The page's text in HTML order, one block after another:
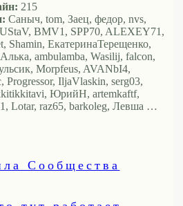
215
Саныч, tom, Заец, федор, nvs,
BMV1, SPP70, ALEXEY71,
Shamin, ЕкатеринаТерещенко,
ambulamba, Wasilij, falcon,
Morpfeus, AVANbI4,
Progressor, IljaVlaskin, serg03,
ЮрийН, artemkaftf,
Lotar, raz65, barkoleg, Левша …
Сообщества